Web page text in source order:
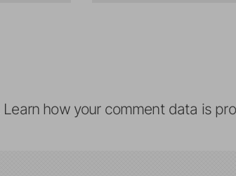
Learn how your comment data is